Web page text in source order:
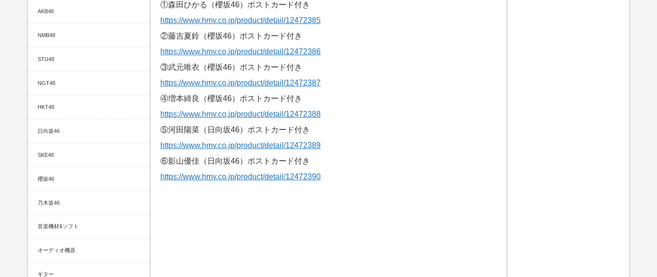
①森田ひかる（櫻坂46）ポストカード付き
https://www.hmv.co.jp/product/detail/12472385
②藤吉夏鈴（櫻坂46）ポストカード付き
https://www.hmv.co.jp/product/detail/12472386
③武元唯衣（櫻坂46）ポストカード付き
https://www.hmv.co.jp/product/detail/12472387
④増本綺良（櫻坂46）ポストカード付き
https://www.hmv.co.jp/product/detail/12472388
⑤河田陽菜（日向坂46）ポストカード付き
https://www.hmv.co.jp/product/detail/12472389
⑥影山優佳（日向坂46）ポストカード付き
https://www.hmv.co.jp/product/detail/12472390
AKB48
NMB48
STU48
NGT48
HKT48
日向坂46
SKE48
櫻坂46
乃木坂46
音楽機材&ソフト
オーディオ機器
ギター